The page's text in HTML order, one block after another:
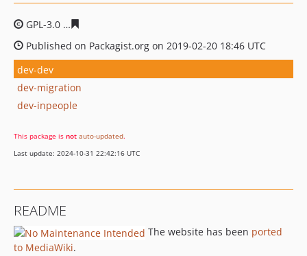
GPL-3.0
Published on Packagist.org on 2019-02-20 18:46 UTC
dev-dev
dev-migration
dev-inpeople
This package is not auto-updated.
Last update: 2024-10-31 22:42:16 UTC
README
The website has been ported
to MediaWiki.